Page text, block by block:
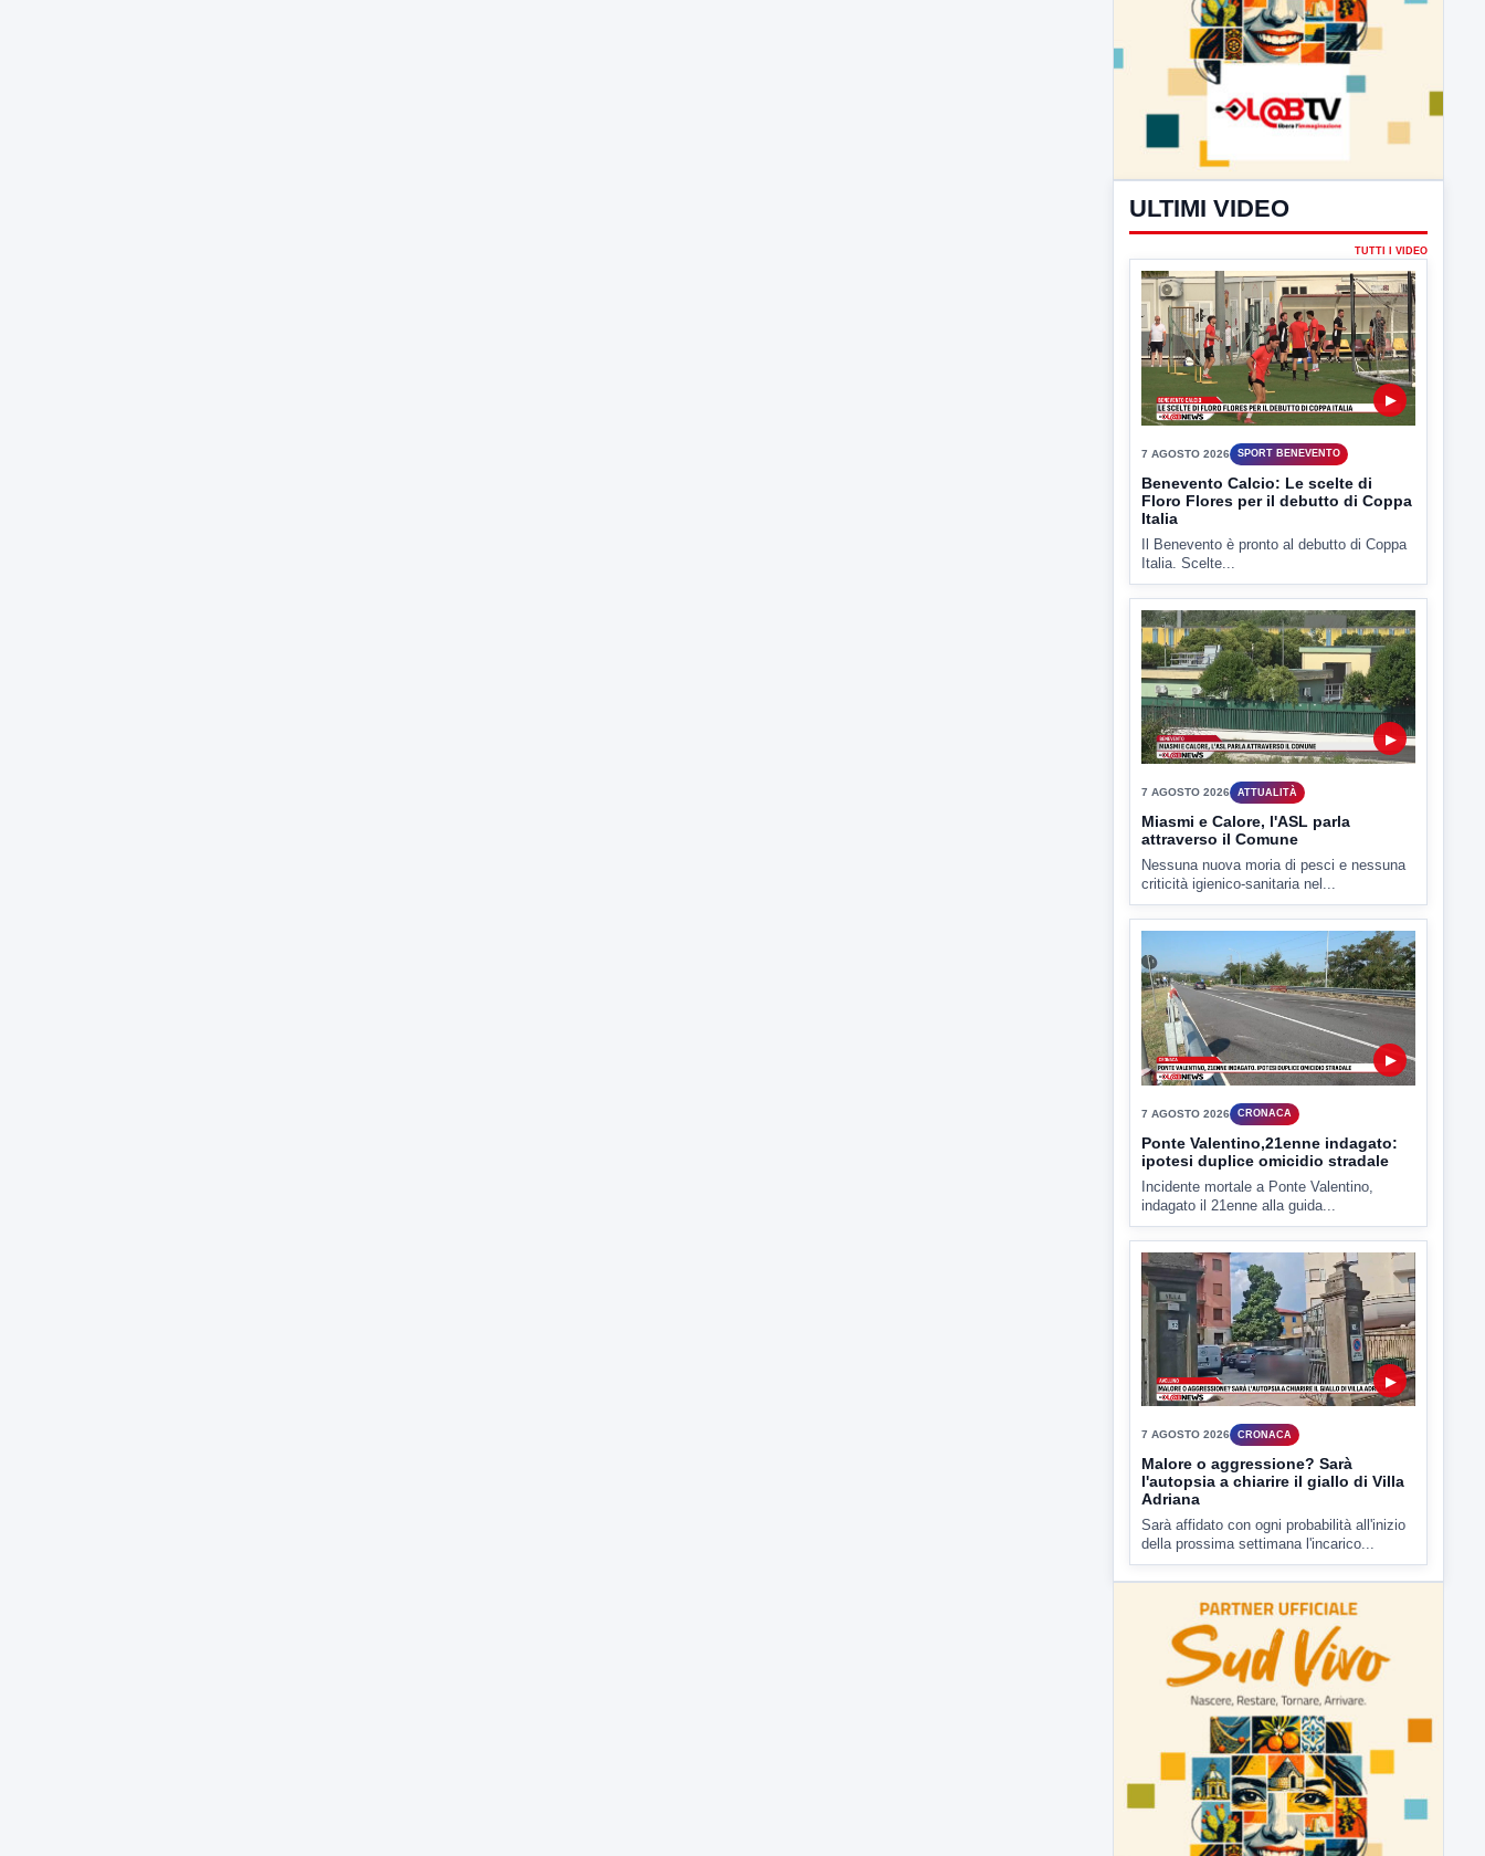
ULTIMI VIDEO
TUTTI I VIDEO
▶
7 AGOSTO 2026 SPORT BENEVENTO
Benevento Calcio: Le scelte di
Floro Flores per il debutto di Coppa
Italia
Il Benevento è pronto al debutto di Coppa
Italia. Scelte...
▶
7 AGOSTO 2026 ATTUALITÀ
Miasmi e Calore, l'ASL parla
attraverso il Comune
Nessuna nuova moria di pesci e nessuna
criticità igienico-sanitaria nel...
▶
7 AGOSTO 2026 CRONACA
Ponte Valentino,21enne indagato:
ipotesi duplice omicidio stradale
Incidente mortale a Ponte Valentino,
indagato il 21enne alla guida...
▶
7 AGOSTO 2026 CRONACA
Malore o aggressione? Sarà
l'autopsia a chiarire il giallo di Villa
Adriana
Sarà affidato con ogni probabilità all'inizio
della prossima settimana l'incarico...